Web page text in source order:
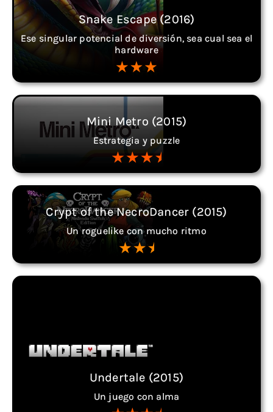
Snake Escape (2016)
Ese singular potencial de diversión, sea cual sea el
hardware
Mini Metro (2015)
Estrategia y puzzle
Crypt of the NecroDancer (2015)
Un roguelike con mucho ritmo
Undertale (2015)
Un juego con alma